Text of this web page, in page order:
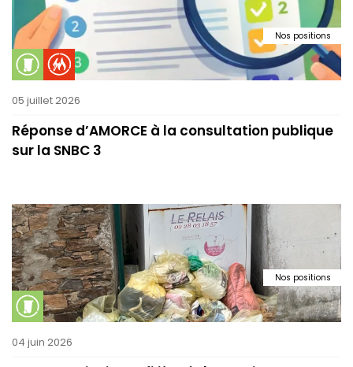
Nos positions
05 juillet 2026
Réponse d’AMORCE à la consultation publique
sur la SNBC 3
Nos positions
04 juin 2026